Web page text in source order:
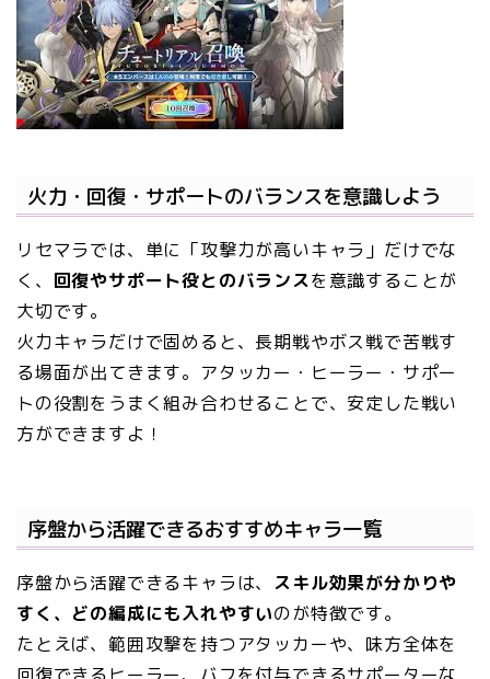
火力・回復・サポートのバランスを意識しよう
リセマラでは、単に「攻撃力が高いキャラ」だけでな
く、 回復やサポート役とのバランスを意識することが
大切です。
火力キャラだけで固めると、長期戦やボス戦で苦戦す
る場面が出てきます。アタッカー・ヒーラー・サポー
トの役割をうまく組み合わせることで、安定した戦い
方ができますよ！
序盤から活躍できるおすすめキャラ一覧
序盤から活躍できるキャラは、 スキル効果が分かりや
すく、どの編成にも入れやすいのが特徴です。
たとえば、範囲攻撃を持つアタッカーや、味方全体を